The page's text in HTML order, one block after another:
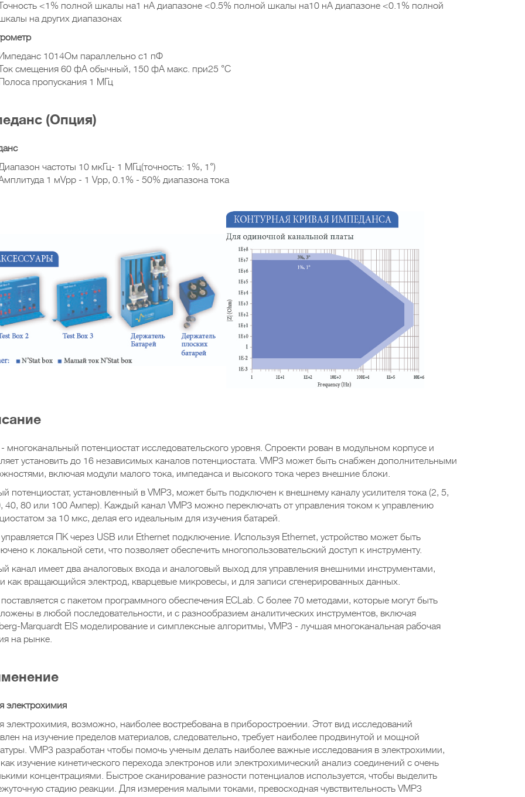
<1% полной шкалы на1 нА диапазоне <0.5% полной шкалы на10 нА диапазоне <0.1% полной
на других диапазонах
Импеданс 1014Ом параллельно с1 пФ
смещения 60 фА обычный, 150 фА макс. при25 °C
Полоса пропускания 1 МГц
(Опция)
частоты 10 мкГц- 1 МГц(точность: 1%, 1°)
1 мVpp - 1 Vpp, 0.1% - 50% диапазона тока
многоканальный потенциостат исследовательского уровня. Спроекти рован в модульном корпусе и
установить до 16 независимых каналов потенциостата. VMP3 может быть снабжен дополнительными
включая модули малого тока, импеданса и высокого тока через внешние блоки.
потенциостат, установленный в VMP3, может быть подключен к внешнему каналу усилителя тока (2, 5,
40, 80 или 100 Ампер). Каждый канал VMP3 можно переключать от управления током к управлению
за 10 мкс, делая его идеальным для изучения батарей.
ПК через USB или Ethernet подключение. Используя Ethernet, устройство может быть
к локальной сети, что позволяет обеспечить многопользовательский доступ к инструменту.
канал имеет два аналоговых входа и аналоговый выход для управления внешними инструментами,
как вращающийся электрод, кварцевые микровесы, и для записи сгенерированных данных.
с пакетом программного обеспечения ECLab. С более 70 методами, которые могут быть
в любой последовательности, и с разнообразием аналитических инструментов, включая
Marquardt EIS моделирование и симплексные алгоритмы, VMP3 - лучшая многоканальная рабочая
на рынке.
электрохимия
электрохимия, возможно, наиболее востребована в приборостроении. Этот вид исследований
на изучение пределов материалов, следовательно, требует наиболее продвинутой и мощной
VMP3 разработан чтобы помочь ученым делать наиболее важные исследования в электрохимии,
изучение кинетического перехода электронов или электрохимический анализ соединений с очень
концентрациями. Быстрое сканирование разности потенциалов используется, чтобы выделить
стадию реакции. Для измерения малыми токами, превосходная чувствительность VMP3